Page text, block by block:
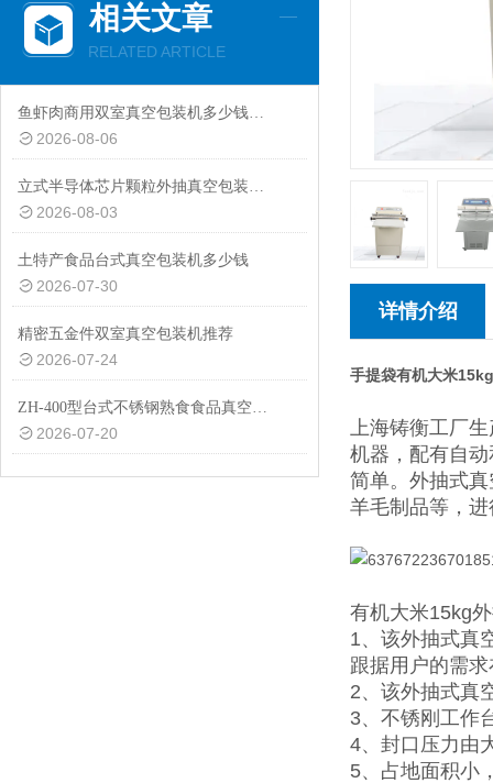
相关文章
RELATED ARTICLE
鱼虾肉商用双室真空包装机多少钱一台
2026-08-06
立式半导体芯片颗粒外抽真空包装机厂家
2026-08-03
土特产食品台式真空包装机多少钱
2026-07-30
精密五金件双室真空包装机推荐
2026-07-24
ZH-400型台式不锈钢熟食食品真空包装机设备
2026-07-20
详情介绍
手提袋有机大米
上海铸衡工厂
机器，配有自
简单。外抽式
羊毛制品等，
有机大米15kg
1、该外抽式真
跟据用户的需
2、该外抽式真
3、不锈刚工作
4、封口压力由
5、占地面积小